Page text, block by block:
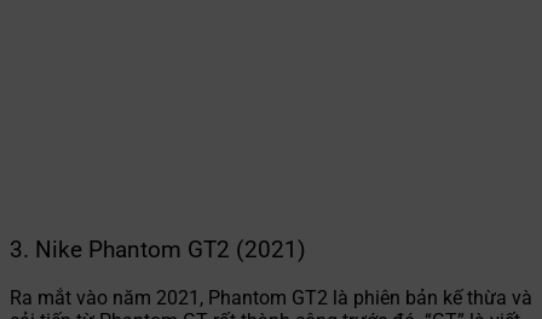
3. Nike Phantom GT2 (2021)
Ra mắt vào năm 2021, Phantom GT2 là phiên bản kế thừa và